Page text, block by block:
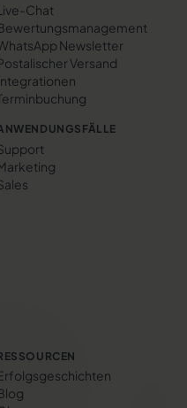
Chat
Newsletter
Versand